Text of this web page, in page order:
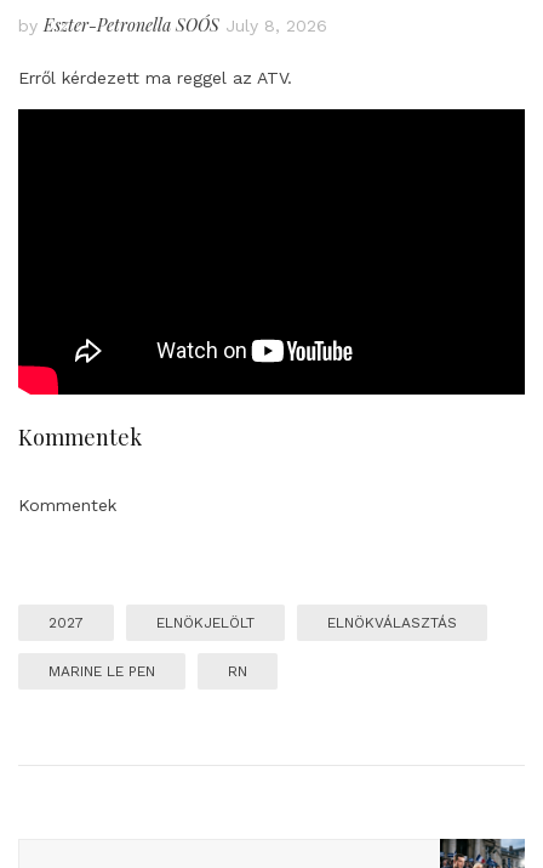
by Eszter-Petronella SOÓS July 8, 2026
Erről kérdezett ma reggel az ATV.
Kommentek
Kommentek
2027 ELNÖKJELÖLT ELNÖKVÁLASZTÁS
MARINE LE PEN RN